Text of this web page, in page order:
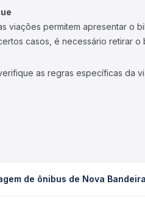
viações permitem apresentar o
casos, é necessário retirar
as regras específicas da
de ônibus de Nova